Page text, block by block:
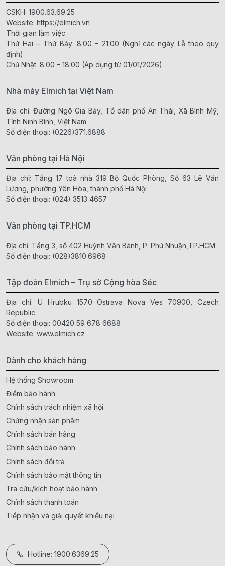
CSKH: 1900.63.69.25
Website: https://elmich.vn
Thời gian làm việc:
Thứ Hai – Thứ Bảy: 8:00 – 21:00 (Nghỉ các ngày Lễ theo quy
định)
Chủ Nhật: 8:00 – 18:00 (Áp dụng từ 01/01/2026)
Nhà máy Elmich tại Việt Nam
Địa chỉ: Đường Ngô Gia Bảy, Tổ dân phố An Thái, Xã Bình Mỹ,
Tỉnh Ninh Bình, Việt Nam
Số điện thoại: (0226)371.6888
Văn phòng tại Hà Nội
Địa chỉ: Tầng 17 toà nhà 319 Bộ Quốc Phòng, Số 63 Lê Văn
Lương, phường Yên Hòa, thành phố Hà Nội
Số điện thoại: (024) 3513 4657
Văn phòng tại TP.HCM
Địa chỉ: Tầng 3, số 402 Huỳnh Văn Bánh, P. Phú Nhuận,TP.HCM
Số điện thoại: (028)3810.6968
Tập đoàn Elmich – Trụ sở Cộng hòa Séc
Địa chỉ: U Hrubku 1570 Ostrava Nova Ves 70900, Czech
Republic
Số điện thoại: 00420 59 678 6688
Website: www.elmich.cz
Dành cho khách hàng
Hệ thống Showroom
Điểm bảo hành
Chính sách trách nhiệm xã hội
Chứng nhận sản phẩm
Chính sách bán hàng
Chính sách bảo hành
Chính sách đổi trả
Chính sách bảo mật thông tin
Tra cứu/kích hoạt bảo hành
Chính sách thanh toán
Tiếp nhận và giải quyết khiếu nại
Hotline: 1900.6369.25